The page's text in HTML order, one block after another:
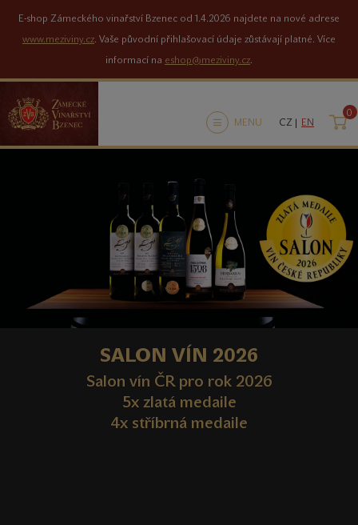
E-shop Zámeckého vinařství Bzenec od 1.4.2026 najdete na nové adrese
www.meziviny.cz. Vaše původní přihlašovací údaje zůstávají platné. Více
informací na eshop@meziviny.cz.
MENU CZ | EN
0
NOVÝ E-SHOP
si z nabídky vín v novém e-shopu
www.MEZIVINY.cz.
i další vinařství ze Slovácka a odběrní
SALON VÍN 2026
Salon vín ČR pro rok 2026
5x zlatá medaile
4x stříbrná medaile